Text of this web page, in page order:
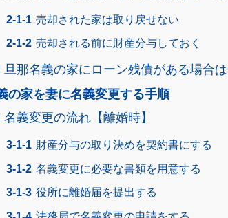
売却された家は取り戻せない
売却される前に財産分与しておく
旦那名義の家にローン残債がある場合
の家を妻に名義変更する手順
名義変更の流れ【離婚時】
財産分与の取り決めを契約書にする
名義変更に必要な書類を用意する
役所に離婚届を提出する